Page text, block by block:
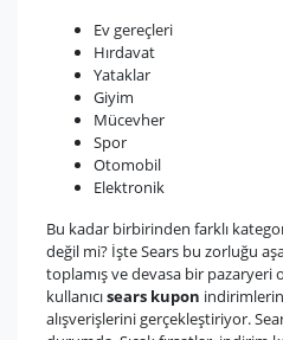
Ev gereçleri
Hırdavat
Yataklar
Giyim
Mücevher
Spor
Otomobil
Elektronik
Bu kadar birbirinden farklı
değil mi? İşte Sears bu zorluğu
toplamış ve devasa bir
kullanıcısears kupon
alışverişlerini gerçekleştiriyor.